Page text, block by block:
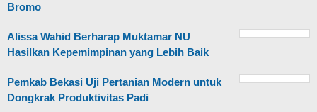
Bromo
Alissa Wahid Berharap Muktamar NU
Hasilkan Kepemimpinan yang Lebih Baik
Pemkab Bekasi Uji Pertanian Modern untuk
Dongkrak Produktivitas Padi